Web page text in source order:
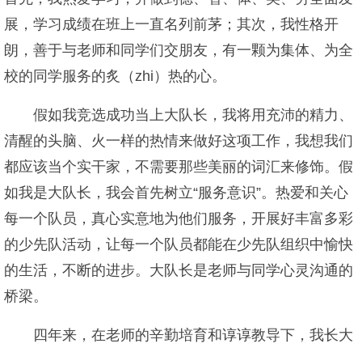
展，学习成绩在班上一直名列前茅；其次，我性格开
朗，善于与老师和同学们交朋友，有一颗为集体、为全
校的同学服务的炙（zhi）热的心。
假如我竞选成功当上大队长，我将用充沛的精力、
清醒的头脑、火一样的热情来做好这项工作，我想我们
都应该当个实干家，不需要那些美丽的词汇来修饰。假
如我是大队长，我会首先树立“服务意识”。热爱和关心
每一个队员，真心实意地为他们服务，开展好丰富多彩
的少先队活动，让每一个队员都能在少先队组织中愉快
的生活，不断的进步。大队长是老师与同学心灵沟通的
桥梁。
四年来，在老师的辛勤培育和谆谆教导下，我长大